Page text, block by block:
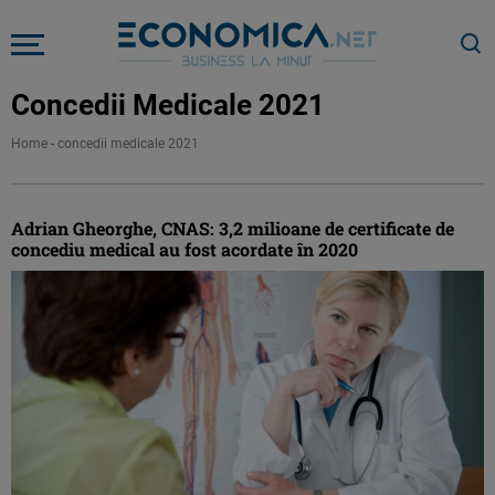
Concedii Medicale 2021
Home - concedii medicale 2021
Adrian Gheorghe, CNAS: 3,2 milioane de certificate de
concediu medical au fost acordate în 2020